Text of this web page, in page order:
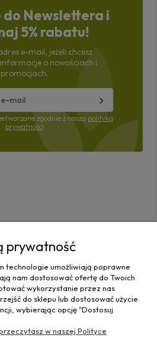
do Newslettera i
5% rabatu!
e-mail, jeżeli chcesz
o nowościach i
promocjach.
zgodnie z naszą polityką
prywatności
prywatność
technologie umożliwiają poprawne
nam dostosować ofertę do Twoich
wykorzystanie przez nas
do sklepu lub dostosować użycie
wybierając opcję "Dostosuj
w naszej Polityce